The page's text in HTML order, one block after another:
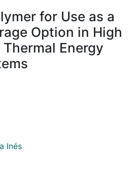
for Use as a
Option in High
Energy
Inés